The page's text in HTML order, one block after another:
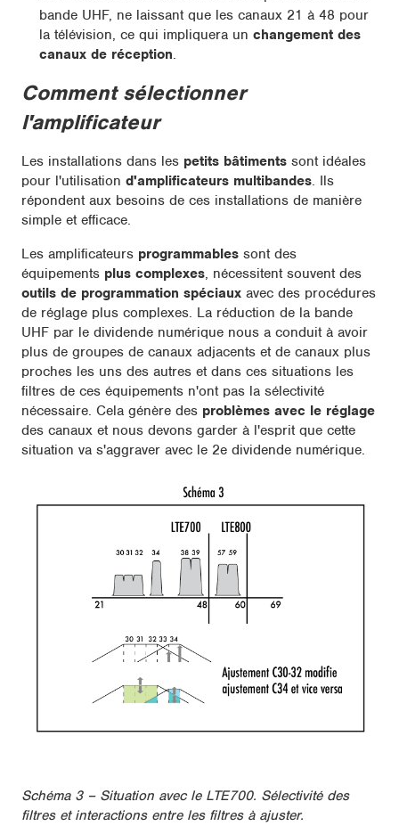
bande UHF, ne laissant que les canaux 21 à 48 pour
la télévision, ce qui impliquera un changement des
canaux de réception.
Comment sélectionner
l'amplificateur
Les installations dans les petits bâtiments sont idéales
pour l'utilisation d'amplificateurs multibandes. Ils
répondent aux besoins de ces installations de manière
simple et efficace.
Les amplificateurs programmables sont des
équipements plus complexes, nécessitent souvent des
outils de programmation spéciaux avec des procédures
de réglage plus complexes. La réduction de la bande
UHF par le dividende numérique nous a conduit à avoir
plus de groupes de canaux adjacents et de canaux plus
proches les uns des autres et dans ces situations les
filtres de ces équipements n'ont pas la sélectivité
nécessaire. Cela génère des problèmes avec le réglage
des canaux et nous devons garder à l'esprit que cette
situation va s'aggraver avec le 2e dividende numérique.
Schéma 3 – Situation avec le LTE700. Sélectivité des
filtres et interactions entre les filtres à ajuster.